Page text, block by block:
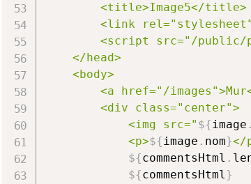
        <title>Image5</title>
<link
<script src="/
    </head>
    <body>
<a href="/
        <div class="center">
            <img src="
${image .
            <p>
${image . nom}</
${commentsHtml .
${commentsHtml}